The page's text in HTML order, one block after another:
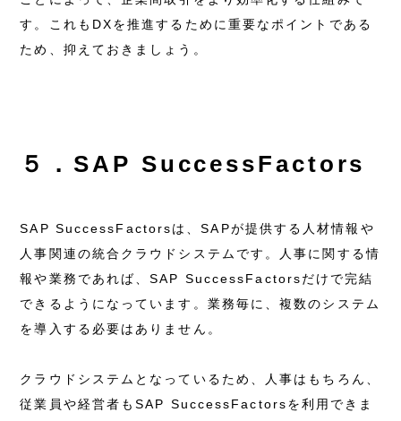
す。これもDXを推進するために重要なポイントである
ため、抑えておきましょう。
５．SAP SuccessFactors
SAP SuccessFactorsは、SAPが提供する人材情報や
人事関連の統合クラウドシステムです。人事に関する情
報や業務であれば、SAP SuccessFactorsだけで完結
できるようになっています。業務毎に、複数のシステム
を導入する必要はありません。
クラウドシステムとなっているため、人事はもちろん、
従業員や経営者もSAP SuccessFactorsを利用できま